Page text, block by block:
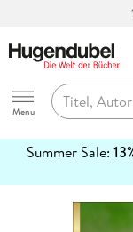
Hugendubel
Menu
Summer Sale:
erfahren